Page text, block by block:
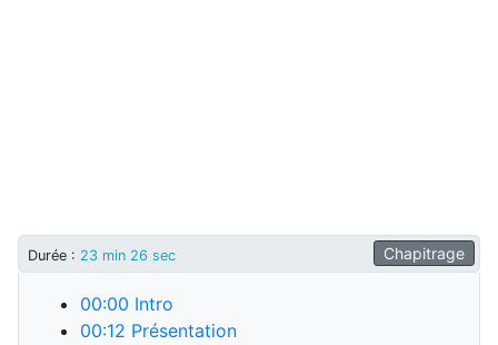
Durée : 23 min 26 sec Chapitrage
00:00 Intro
00:12 Présentation